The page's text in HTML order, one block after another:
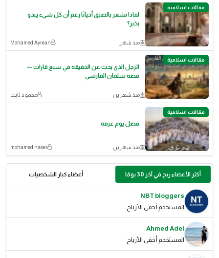
مقالات اسلامية
لماذا نشعر بالضيق أحيانًا رغم أن كل شيء يبدو
بخير؟
منذ شهر Mohamed Ayman
مقالات اسلامية
الرجل الذي بحث عن الحقيقة في سبع قارات —
قصة سلمان الفارسي
منذ شهرين محمود ثابت
مقالات اسلامية
فضل يوم عرفه
منذ شهرين mohamed naser
أكثر الأعضاء ربح في آخر 30 يومًا أعضاء كبار الشخصيات
NBT bloggers
المستخدم أخفى الأرباح
Ahmed Adel
المستخدم أخفى الأرباح